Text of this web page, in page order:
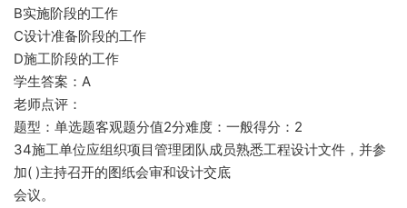
B实施阶段的工作
C设计准备阶段的工作
D施工阶段的工作
学生答案：A
老师点评：
题型：单选题客观题分值2分难度：一般得分：2
34施工单位应组织项目管理团队成员熟悉工程设计文件，并参
加( )主持召开的图纸会审和设计交底
会议。